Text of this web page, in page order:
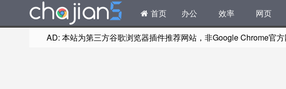
首页 办公 效率 网页
AD: 本站为第三方谷歌浏览器插件推荐网站，非Google Chrome官方